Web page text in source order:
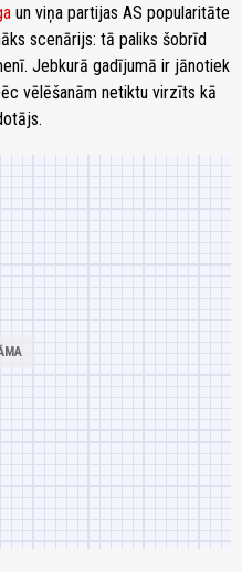
un viņa partijas AS popularitāte
scenārijs: tā paliks šobrīd
Jebkurā gadījumā ir jānotiek
vēlēšanām netiktu virzīts kā